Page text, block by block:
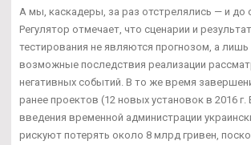
А мы, каскадеры, за раз отстрелялись — и до
Регулятор отмечает, что сценарии и
тестирования не являются прогнозом, а
возможные последствия реализации
негативных событий. В то же время
ранее проектов (12 новых установок в 2016 г.
введения временной администрации
рискуют потерять около 8 млрд гривен,